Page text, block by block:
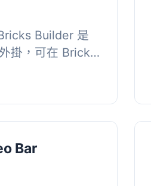
Builder 是
掛，可在 Bricks
Bar